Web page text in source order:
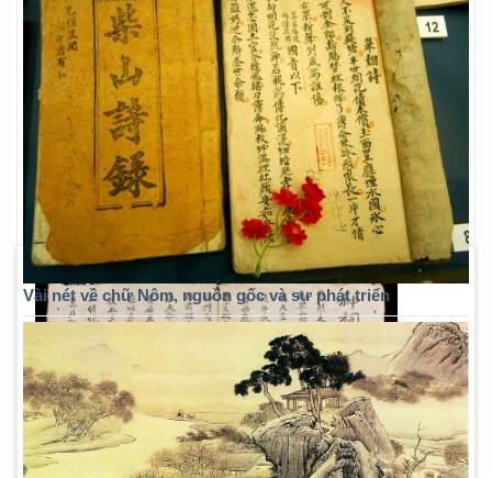
Vài nét về chữ Nôm, nguồn gốc và sự phát triển